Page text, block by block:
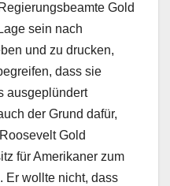
Gold
sein nach
und zu drucken,
dass sie
ausgeplündert
der Grund dafür,
Gold
für Amerikaner zum
Er wollte nicht, dass